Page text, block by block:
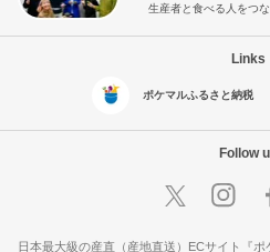
生産者と食べる人をつ
Links
ポケマルふるさと納税
Follow
日本最大級の産直（産地直送）ECサイト『ポ